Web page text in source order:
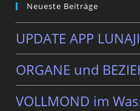
Neueste Beiträge
UPDATE APP
ORGANE und
VOLLMOND im